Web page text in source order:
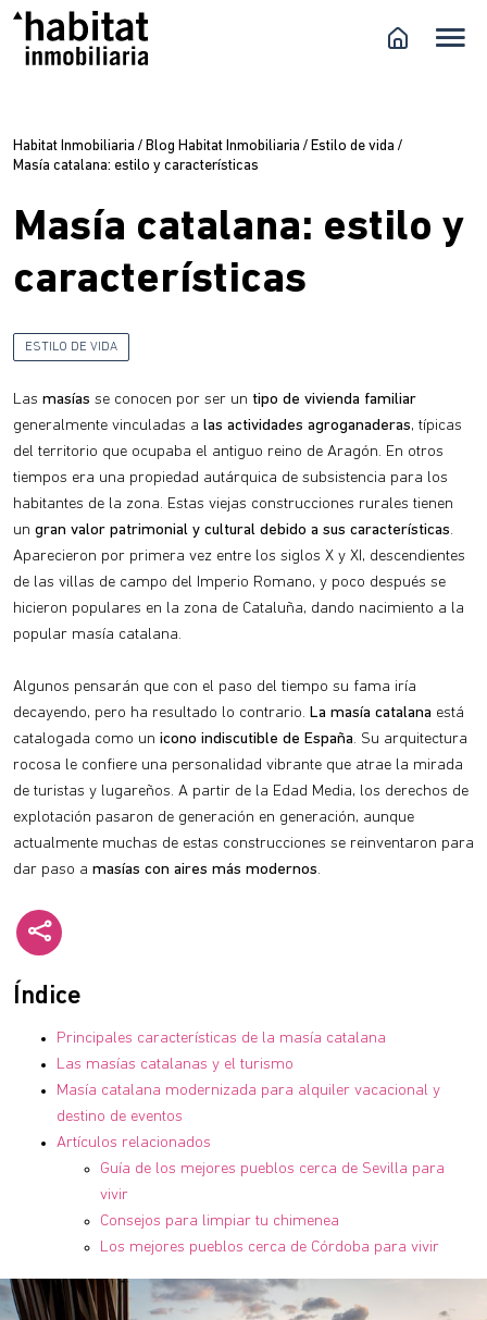
Habitat Inmobiliaria / Blog Habitat Inmobiliaria / Estilo de vida /
Masía catalana: estilo y características
Masía catalana: estilo y
características
ESTILO DE VIDA
Las masías se conocen por ser un tipo de vivienda familiar
generalmente vinculadas a las actividades agroganaderas, típicas
del territorio que ocupaba el antiguo reino de Aragón. En otros
tiempos era una propiedad autárquica de subsistencia para los
habitantes de la zona. Estas viejas construcciones rurales tienen
un gran valor patrimonial y cultural debido a sus características.
Aparecieron por primera vez entre los siglos X y XI, descendientes
de las villas de campo del Imperio Romano, y poco después se
hicieron populares en la zona de Cataluña, dando nacimiento a la
popular masía catalana.
Algunos pensarán que con el paso del tiempo su fama iría
decayendo, pero ha resultado lo contrario. La masía catalana está
catalogada como un icono indiscutible de España. Su arquitectura
rocosa le confiere una personalidad vibrante que atrae la mirada
de turistas y lugareños. A partir de la Edad Media, los derechos de
explotación pasaron de generación en generación, aunque
actualmente muchas de estas construcciones se reinventaron para
dar paso a masías con aires más modernos.
Índice
Principales características de la masía catalana
Las masías catalanas y el turismo
Masía catalana modernizada para alquiler vacacional y
destino de eventos
Artículos relacionados
Guía de los mejores pueblos cerca de Sevilla para
vivir
Consejos para limpiar tu chimenea
Los mejores pueblos cerca de Córdoba para vivir